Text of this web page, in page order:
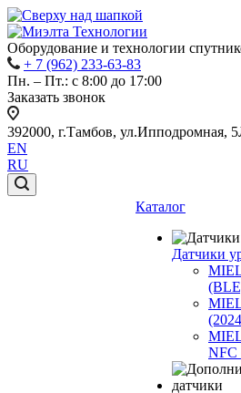
Оборудование и технологии
+ 7 (962) 233-63-83
Пн. – Пт.: с 8:00 до 17:00
Заказать звонок
392000, г.Тамбов, ул.Ипподромная,
EN
RU
Каталог
Датчики
NFC